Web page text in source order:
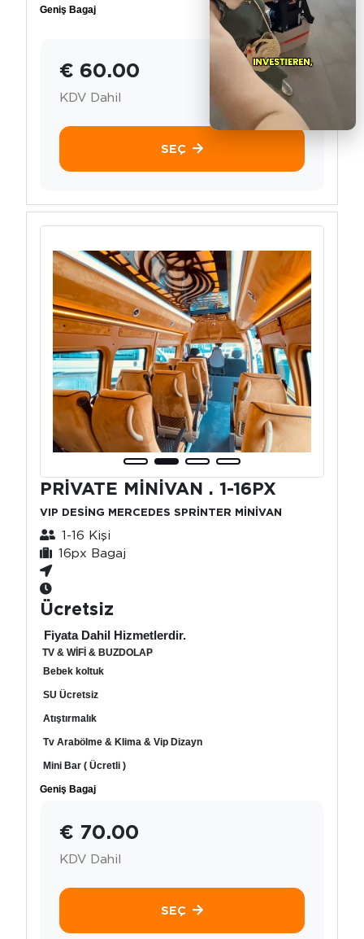
Geniş Bagaj
€ 60.00
KDV Dahil
SEÇ
PRİVATE MİNİVAN . 1-16PX
VIP DESİNG MERCEDES SPRİNTER MİNİVAN
1-16 Kişi
16px Bagaj
Ücretsiz
Fiyata Dahil Hizmetlerdir.
TV & WİFİ & BUZDOLAP
Bebek koltuk
SU Ücretsiz
Atıştırmalık
Tv Arabölme & Klima & Vip Dizayn
Mini Bar ( Ücretli )
Geniş Bagaj
€ 70.00
KDV Dahil
SEÇ